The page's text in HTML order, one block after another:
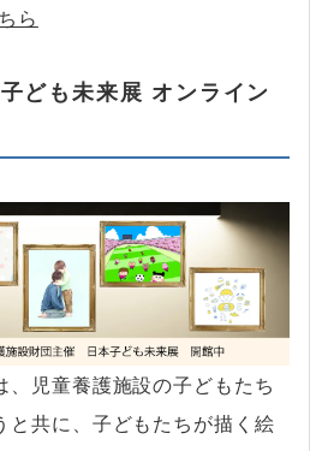
ら
子ども未来展 オンライン
、児童養護施設の子どもたち
と共に、子どもたちが描く絵